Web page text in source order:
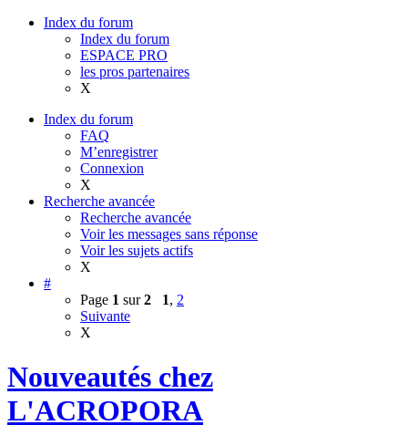
Index du forum
Index du forum
ESPACE PRO
les pros partenaires
X
Index du forum
FAQ
M’enregistrer
Connexion
X
Recherche avancée
Recherche avancée
Voir les messages sans réponse
Voir les sujets actifs
X
#
Page 1 sur2 1, 2
Suivante
X
Nouveautés chez
L'ACROPORA